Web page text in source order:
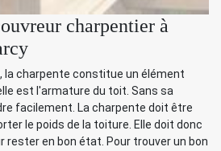
charpentier à
la charpente constitue un élément
est l'armature du toit. Sans sa
facilement. La charpente doit être
le poids de la toiture. Elle doit donc
rester en bon état. Pour trouver un bon